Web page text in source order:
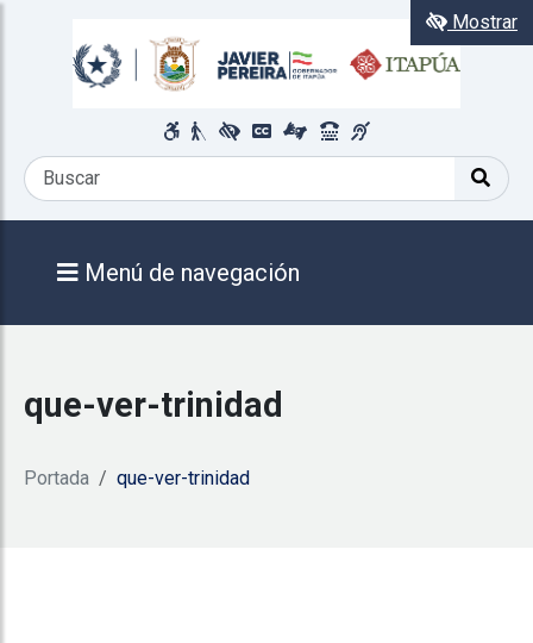
Menú de navegación
Mostrar
que-ver-trinidad
Portada que-ver-trinidad